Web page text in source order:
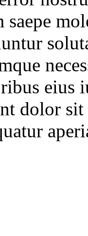
saepe
eius
dolor